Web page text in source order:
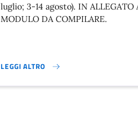
luglio; 3-14 agosto). IN ALLEGATO
MODULO DA COMPILARE.
LEGGI ALTRO
PRE ISCRIZIONI SERVIZIO ESTIVO